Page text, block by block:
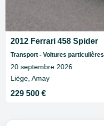
2012 Ferrari 458 Spider
Transport - Voitures particulières
20 septembre 2026
Liège, Amay
229 500 €